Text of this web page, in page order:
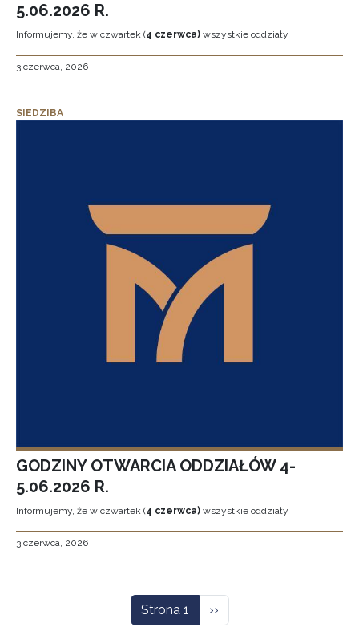
5.06.2026 R.
Informujemy, że w czwartek (4 czerwca) wszystkie oddziały
3 czerwca, 2026
SIEDZIBA
GODZINY OTWARCIA ODDZIAŁÓW 4-
5.06.2026 R.
Informujemy, że w czwartek (4 czerwca) wszystkie oddziały
3 czerwca, 2026
Strona 1 Następna strona
››